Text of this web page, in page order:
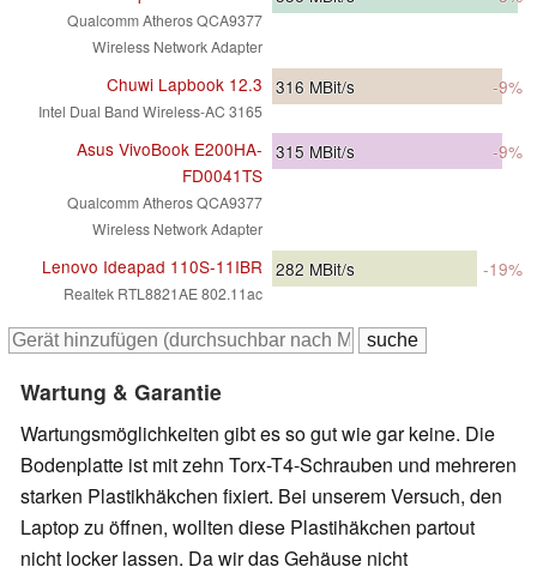
Qualcomm Atheros QCA9377
Wireless Network Adapter
Chuwi Lapbook 12.3
Intel Dual Band Wireless-AC 3165
316 MBit/s -9%
Asus VivoBook E200HA-
FD0041TS
Qualcomm Atheros QCA9377
Wireless Network Adapter
315 MBit/s -9%
Lenovo Ideapad 110S-11IBR
Realtek RTL8821AE 802.11ac
282 MBit/s -19%
Wartung & Garantie
Wartungsmöglichkeiten gibt es so gut wie gar keine. Die
Bodenplatte ist mit zehn Torx-T4-Schrauben und mehreren
starken Plastikhäkchen fixiert. Bei unserem Versuch, den
Laptop zu öffnen, wollten diese Plastihäkchen partout
nicht locker lassen. Da wir das Gehäuse nicht